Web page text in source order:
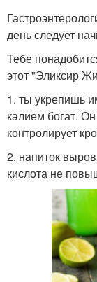
день следует
Тебе
этот "Эликсир
1. ты укрепишь
калием богат.
контролирует
2. напиток
кислота не